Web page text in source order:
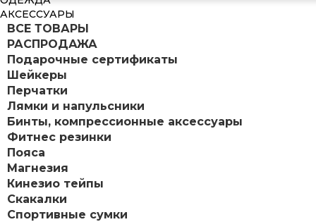
АКСЕССУАРЫ
ВСЕ ТОВАРЫ
РАСПРОДАЖА
Подарочные сертификаты
Шейкеры
Перчатки
Лямки и напульсники
Бинты, компрессионные аксессуары
Фитнес резинки
Пояса
Магнезия
Кинезио тейпы
Скакалки
Спортивные сумки